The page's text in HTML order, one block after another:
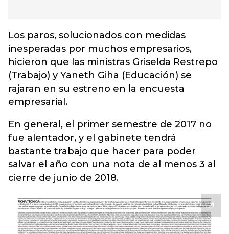
Los paros, solucionados con medidas
inesperadas por muchos empresarios,
hicieron que las ministras Griselda Restrepo
(Trabajo) y Yaneth Giha (Educación) se
rajaran en su estreno en la encuesta
empresarial.
En general, el primer semestre de 2017 no
fue alentador, y el gabinete tendrá
bastante trabajo que hacer para poder
salvar el año con una nota de al menos 3 al
cierre de junio de 2018.